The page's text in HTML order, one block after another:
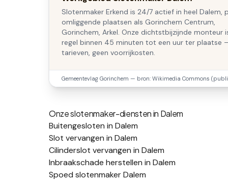
Slotenmaker Erkend is 24/7 actief in heel Dalem,
omliggende plaatsen als Gorinchem Centrum,
Gorinchem, Arkel. Onze dichtstbijzijnde monteur
regel binnen 45 minuten tot een uur ter plaatse
tarieven, geen voorrijkosten.
Gemeentevlag Gorinchem — bron: Wikimedia Commons
Onze slotenmaker-diensten in Dalem
Buitengesloten in Dalem
Slot vervangen in Dalem
Cilinderslot vervangen in Dalem
Inbraakschade herstellen in Dalem
Spoed slotenmaker Dalem